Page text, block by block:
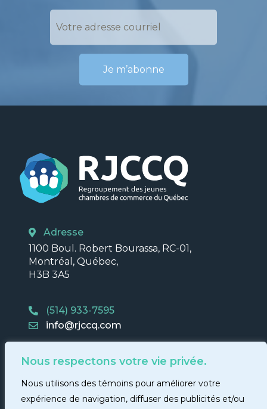
Nous respectons votre vie privée.
Nous utilisons des témoins pour améliorer votre
expérience de navigation, diffuser des publicités et/ou
Adresse
1100 Boul. Robert Bourassa, RC-01,
Montréal, Québec,
H3B 3A5
(514) 933-7595
info@rjccq.com